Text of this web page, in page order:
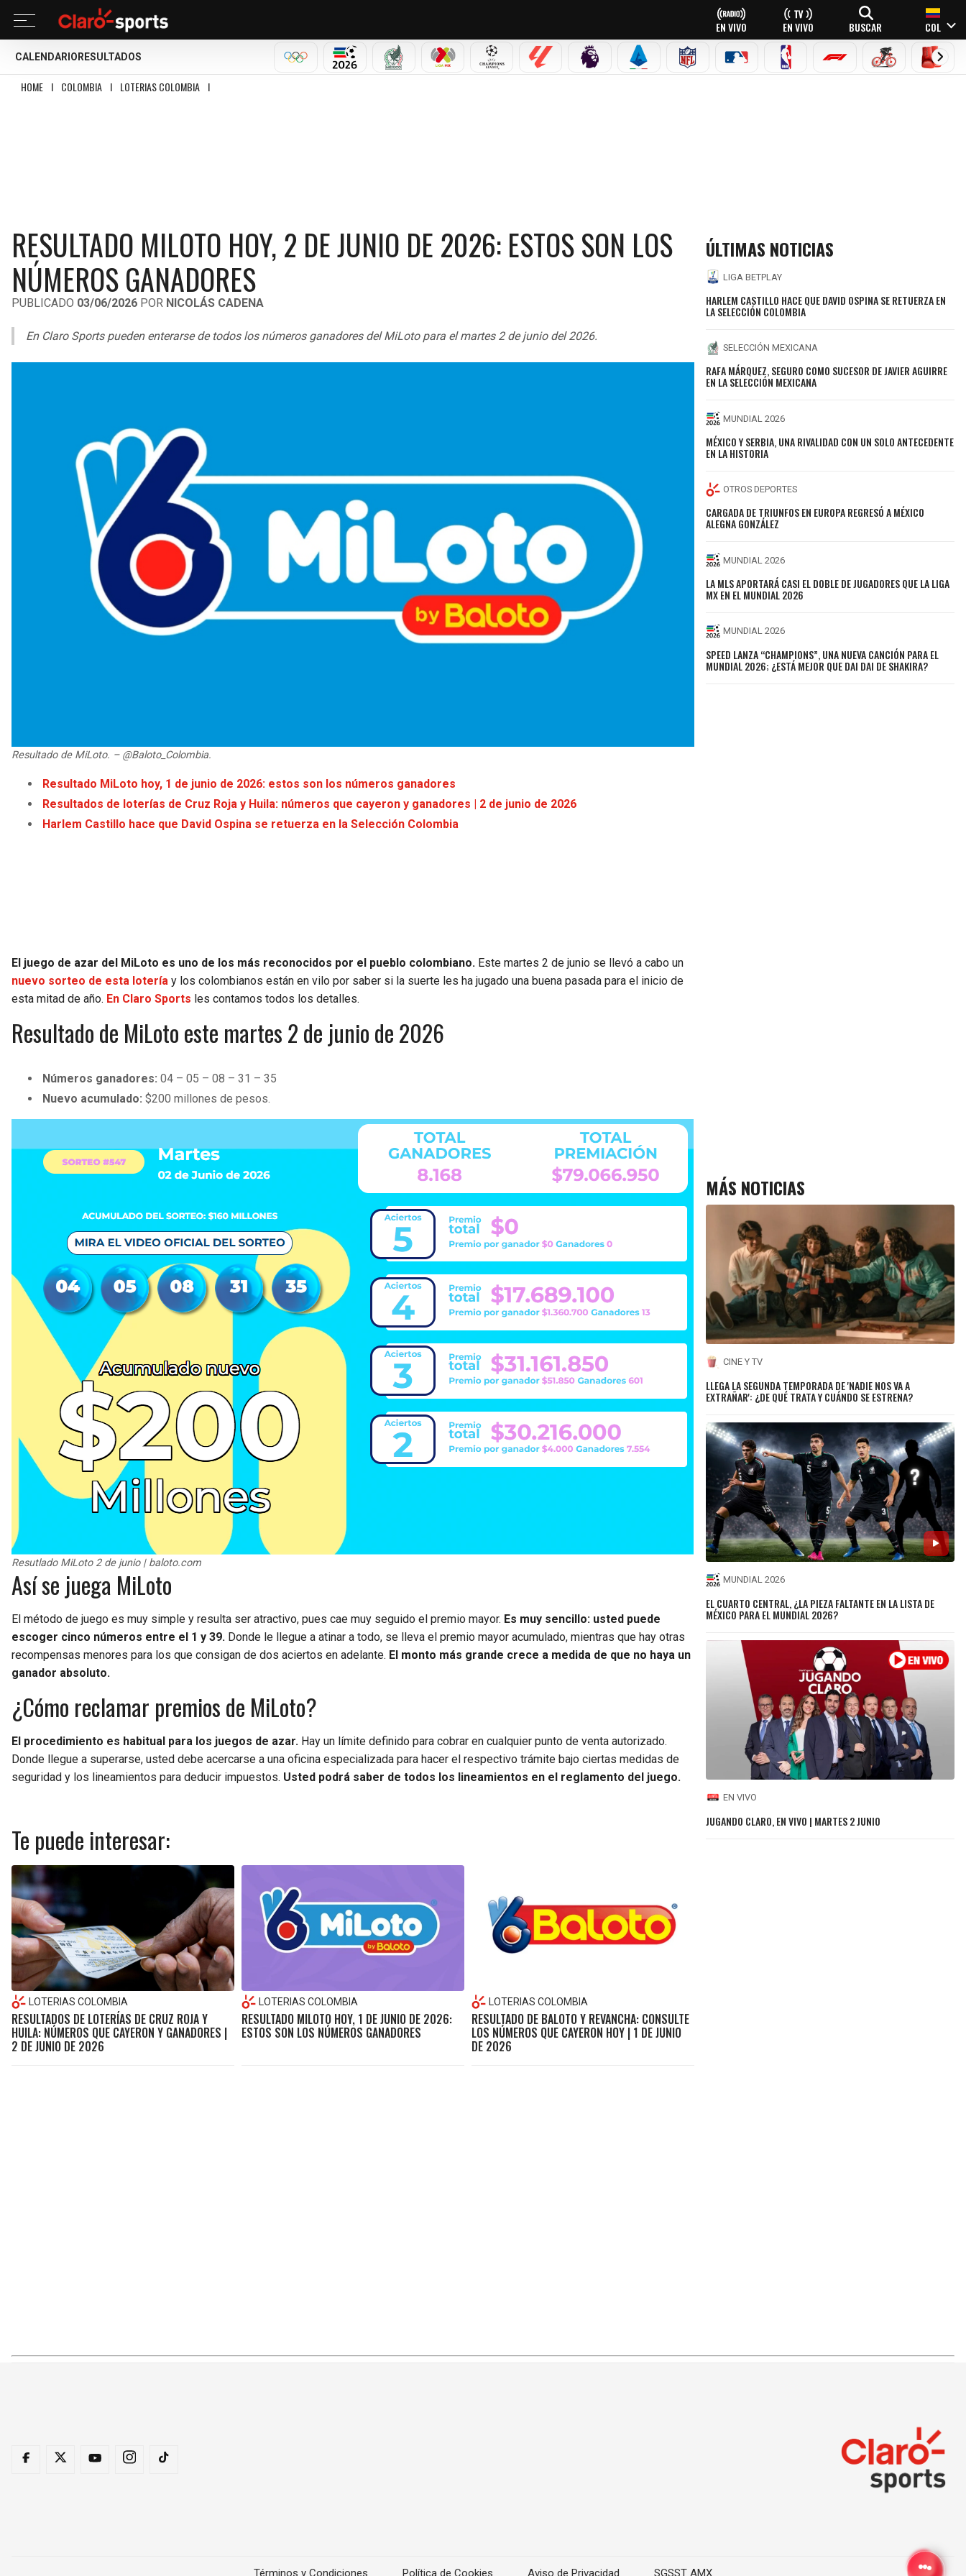
EN VIVO EN VIVO BUSCAR COL
CALENDARIO RESULTADOS
OLÍMPICOSMUNDIAL 2026SELECCIÓN MEXICANA
LIGA MX CHAMPIONS LEAGUE
LALIGA PREMIER LEAGUE
SERIE A NFL MLB NBA FÓRMULA 1CICLISMOBOXEO
HOME I COLOMBIA I LOTERIAS COLOMBIA I
RESULTADO MILOTO HOY, 2 DE JUNIO DE 2026: ESTOS SON LOS
NÚMEROS GANADORES
PUBLICADO 03/06/2026 POR NICOLÁS CADENA
En Claro Sports pueden enterarse de todos los números ganadores del MiLoto para el martes 2 de junio del 2026.
Resultado de MiLoto. – @Baloto_Colombia.
Resultado MiLoto hoy, 1 de junio de 2026: estos son los números ganadores
Resultados de loterías de Cruz Roja y Huila: números que cayeron y ganadores | 2 de junio de 2026
Harlem Castillo hace que David Ospina se retuerza en la Selección Colombia
El juego de azar del MiLoto es uno de los más reconocidos por el pueblo colombiano. Este martes 2 de junio se llevó a cabo un
nuevo sorteo de esta lotería y los colombianos están en vilo por saber si la suerte les ha jugado una buena pasada para el inicio de
esta mitad de año. En Claro Sports les contamos todos los detalles.
Resultado de MiLoto este martes 2 de junio de 2026
Números ganadores:04 – 05 – 08 – 31 – 35
Nuevo acumulado:$200 millones de pesos.
Resutlado MiLoto 2 de junio | baloto.com
Así se juega MiLoto
El método de juego es muy simple y resulta ser atractivo, pues cae muy seguido el premio mayor. Es muy sencillo: usted puede
escoger cinco números entre el 1 y 39. Donde le llegue a atinar a todo, se lleva el premio mayor acumulado, mientras que hay otras
recompensas menores para los que consigan de dos aciertos en adelante. El monto más grande crece a medida de que no haya un
ganador absoluto.
¿Cómo reclamar premios de MiLoto?
El procedimiento es habitual para los juegos de azar. Hay un límite definido para cobrar en cualquier punto de venta autorizado.
Donde llegue a superarse, usted debe acercarse a una oficina especializada para hacer el respectivo trámite bajo ciertas medidas de
seguridad y los lineamientos para deducir impuestos. Usted podrá saber de todos los lineamientos en el reglamento del juego.
Te puede interesar:
LOTERIAS COLOMBIA
RESULTADOS DE LOTERÍAS DE CRUZ ROJA Y
HUILA: NÚMEROS QUE CAYERON Y GANADORES |
2 DE JUNIO DE 2026
LOTERIAS COLOMBIA
RESULTADO MILOTO HOY, 1 DE JUNIO DE 2026:
ESTOS SON LOS NÚMEROS GANADORES
LOTERIAS COLOMBIA
RESULTADO DE BALOTO Y REVANCHA: CONSULTE
LOS NÚMEROS QUE CAYERON HOY | 1 DE JUNIO
DE 2026
ÚLTIMAS NOTICIAS
LIGA BETPLAY
HARLEM CASTILLO HACE QUE DAVID OSPINA SE RETUERZA EN
LA SELECCIÓN COLOMBIA
SELECCIÓN MEXICANA
RAFA MÁRQUEZ, SEGURO COMO SUCESOR DE JAVIER AGUIRRE
EN LA SELECCIÓN MEXICANA
MUNDIAL 2026
MÉXICO Y SERBIA, UNA RIVALIDAD CON UN SOLO ANTECEDENTE
EN LA HISTORIA
OTROS DEPORTES
CARGADA DE TRIUNFOS EN EUROPA REGRESÓ A MÉXICO
ALEGNA GONZÁLEZ
MUNDIAL 2026
LA MLS APORTARÁ CASI EL DOBLE DE JUGADORES QUE LA LIGA
MX EN EL MUNDIAL 2026
MUNDIAL 2026
SPEED LANZA “CHAMPIONS”, UNA NUEVA CANCIÓN PARA EL
MUNDIAL 2026; ¿ESTÁ MEJOR QUE DAI DAI DE SHAKIRA?
MÁS NOTICIAS
CINE Y TV
LLEGA LA SEGUNDA TEMPORADA DE 'NADIE NOS VA A
EXTRAÑAR': ¿DE QUÉ TRATA Y CUÁNDO SE ESTRENA?
MUNDIAL 2026
EL CUARTO CENTRAL, ¿LA PIEZA FALTANTE EN LA LISTA DE
MÉXICO PARA EL MUNDIAL 2026?
EN VIVO
JUGANDO CLARO, EN VIVO | MARTES 2 JUNIO
Términos y Condiciones Política de Cookies Aviso de Privacidad SGSST AMX